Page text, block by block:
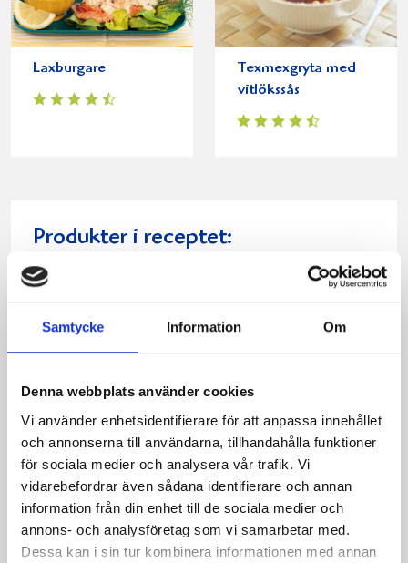
Samtycke Information Om
Denna webbplats använder cookies
Vi använder enhetsidentifierare för att anpassa innehållet
och annonserna till användarna, tillhandahålla funktioner
för sociala medier och analysera vår trafik. Vi
vidarebefordrar även sådana identifierare och annan
information från din enhet till de sociala medier och
annons- och analysföretag som vi samarbetar med.
Dessa kan i sin tur kombinera informationen med annan
Laxburgare
Texmexgryta med
vitlökssås
Produkter i receptet:
Mjölken Eko 3%
KRAV 1 liter
Mellanmjölk
1,5% laktosfri 3dl